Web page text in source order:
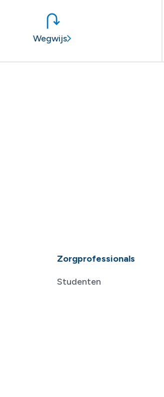
Wegwijs
Zorgprofessionals
Studenten